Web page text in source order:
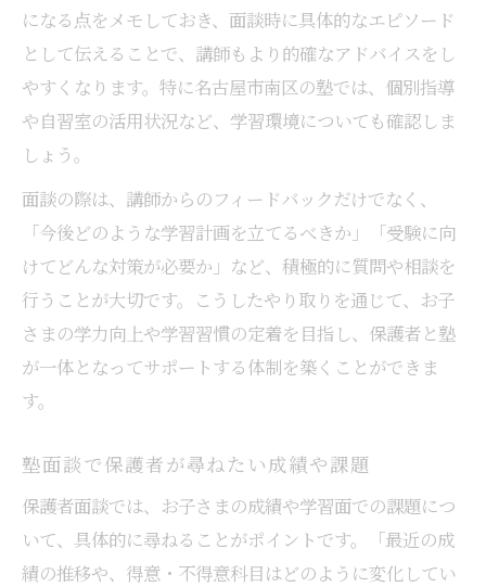
になる点をメモしておき、面談時に具体的なエピソード
として伝えることで、講師もより的確なアドバイスをし
やすくなります。特に名古屋市南区の塾では、個別指導
や自習室の活用状況など、学習環境についても確認しま
しょう。
面談の際は、講師からのフィードバックだけでなく、
「今後どのような学習計画を立てるべきか」「受験に向
けてどんな対策が必要か」など、積極的に質問や相談を
行うことが大切です。こうしたやり取りを通じて、お子
さまの学力向上や学習習慣の定着を目指し、保護者と塾
が一体となってサポートする体制を築くことができま
す。
塾面談で保護者が尋ねたい成績や課題
保護者面談では、お子さまの成績や学習面での課題につ
いて、具体的に尋ねることがポイントです。「最近の成
績の推移や、得意・不得意科目はどのように変化してい